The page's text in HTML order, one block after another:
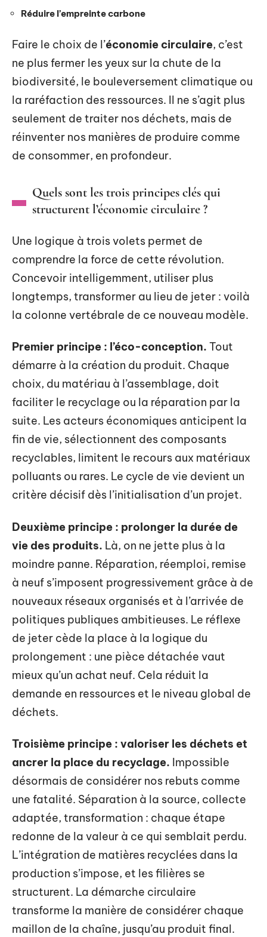
Réduire l’empreinte carbone
Faire le choix de l’économie circulaire, c’est
ne plus fermer les yeux sur la chute de la
biodiversité, le bouleversement climatique ou
la raréfaction des ressources. Il ne s’agit plus
seulement de traiter nos déchets, mais de
réinventer nos manières de produire comme
de consommer, en profondeur.
Quels sont les trois principes clés qui
structurent l’économie circulaire ?
Une logique à trois volets permet de
comprendre la force de cette révolution.
Concevoir intelligemment, utiliser plus
longtemps, transformer au lieu de jeter : voilà
la colonne vertébrale de ce nouveau modèle.
Premier principe : l’éco-conception. Tout
démarre à la création du produit. Chaque
choix, du matériau à l’assemblage, doit
faciliter le recyclage ou la réparation par la
suite. Les acteurs économiques anticipent la
fin de vie, sélectionnent des composants
recyclables, limitent le recours aux matériaux
polluants ou rares. Le cycle de vie devient un
critère décisif dès l’initialisation d’un projet.
Deuxième principe : prolonger la durée de
vie des produits. Là, on ne jette plus à la
moindre panne. Réparation, réemploi, remise
à neuf s’imposent progressivement grâce à de
nouveaux réseaux organisés et à l’arrivée de
politiques publiques ambitieuses. Le réflexe
de jeter cède la place à la logique du
prolongement : une pièce détachée vaut
mieux qu’un achat neuf. Cela réduit la
demande en ressources et le niveau global de
déchets.
Troisième principe : valoriser les déchets et
ancrer la place du recyclage. Impossible
désormais de considérer nos rebuts comme
une fatalité. Séparation à la source, collecte
adaptée, transformation : chaque étape
redonne de la valeur à ce qui semblait perdu.
L’intégration de matières recyclées dans la
production s’impose, et les filières se
structurent. La démarche circulaire
transforme la manière de considérer chaque
maillon de la chaîne, jusqu’au produit final.